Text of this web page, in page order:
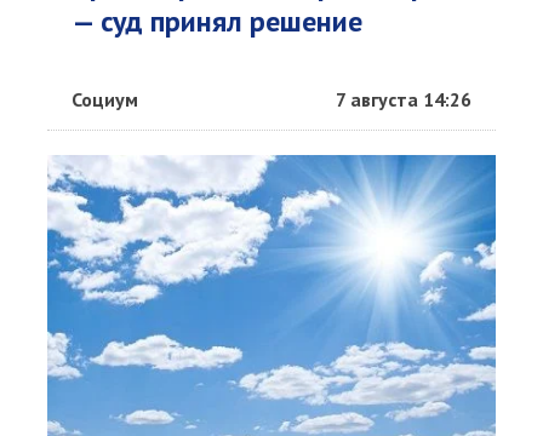
— суд принял решение
Социум 7 августа 14:26